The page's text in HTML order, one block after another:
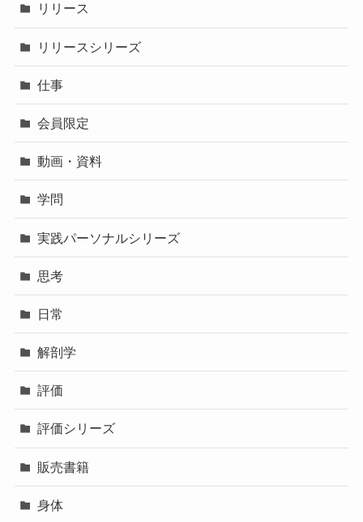
リリース
リリースシリーズ
仕事
会員限定
動画・資料
学問
実践パーソナルシリーズ
思考
日常
解剖学
評価
評価シリーズ
販売書籍
身体